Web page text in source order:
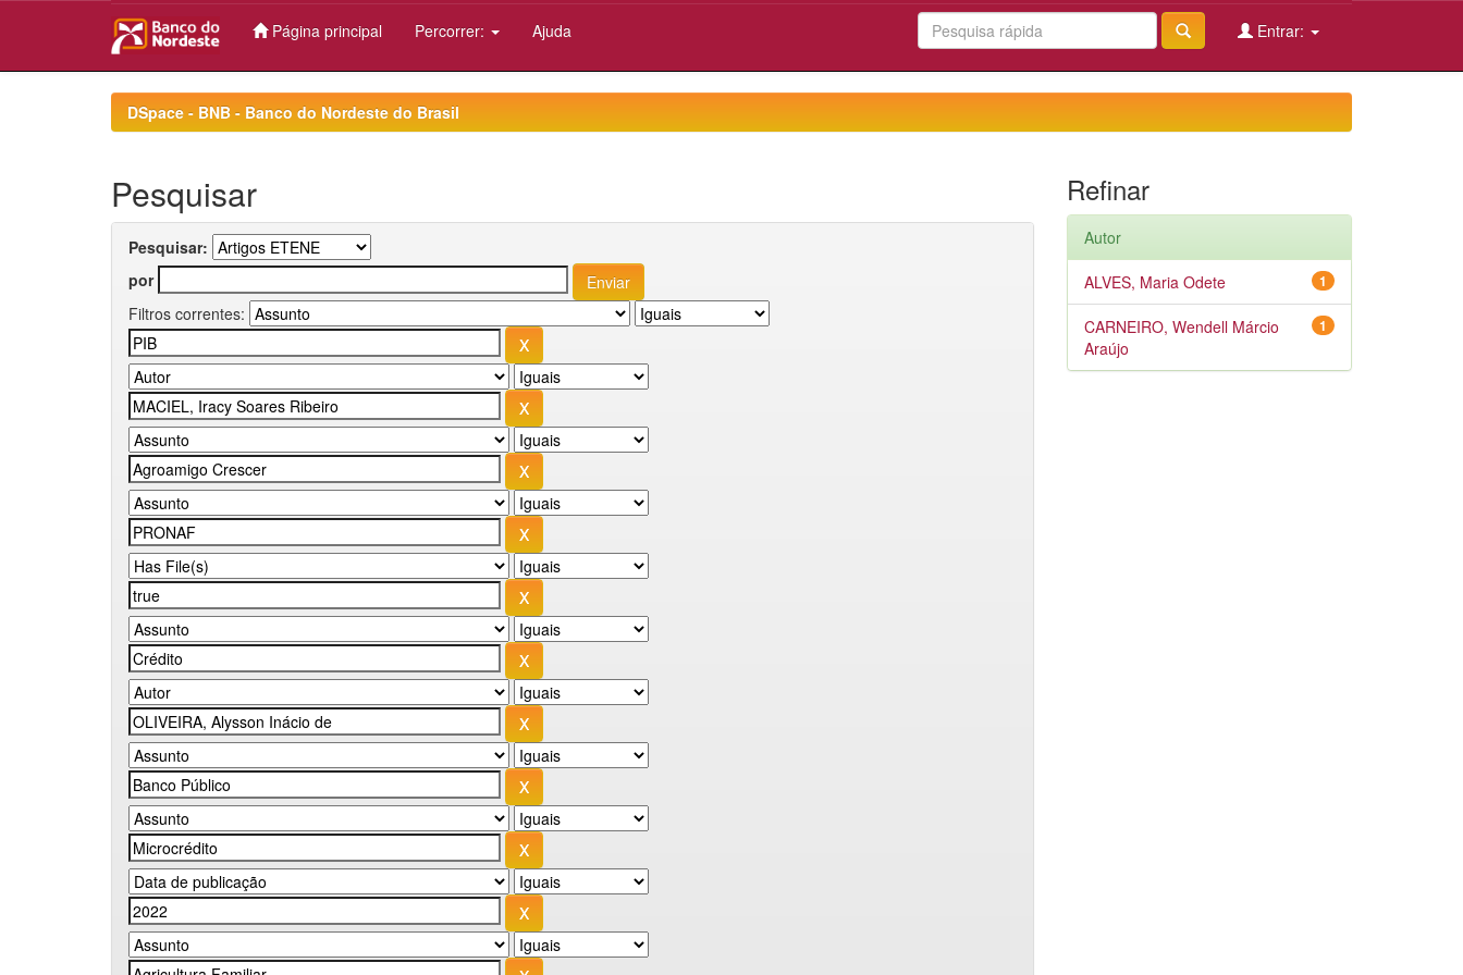
Página principal Percorrer: Ajuda Entrar:
DSpace - BNB - Banco do Nordeste do Brasil
Pesquisar
Pesquisar:
por
Filtros correntes:
Refinar
Autor
1
ALVES, Maria Odete
1
CARNEIRO, Wendell Márcio
Araújo